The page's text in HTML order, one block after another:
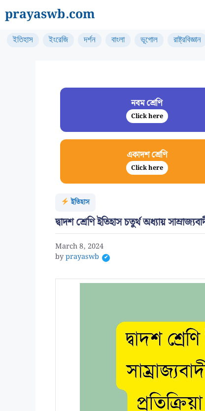
to
content
prayaswb.com
ইতিহাস ইংরেজি দর্শন বাংলা ভূগোল রাষ্ট্রবিজ্ঞান
নবম শ্রেণি
Click here
একাদশ শ্রেণি
Click here
ইতিহাস
দ্বাদশ শ্রেণি ইতিহাস চতুর্থ অধ্যায়
March 8, 2024
byprayaswb